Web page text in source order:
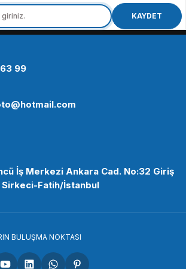
KAYDET
99
İş Merkezi Ankara Cad. No:32 Giriş
Sirkeci-Fatih/İstanbul
BULUŞMA NOKTASI